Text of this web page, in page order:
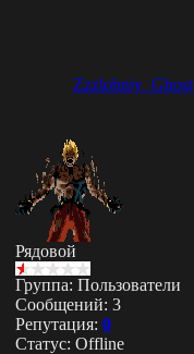
Zzzlobniy_Ghost
Рядовой
Группа: Пользователи
Сообщений: 3
Репутация: 0
Статус: Offline